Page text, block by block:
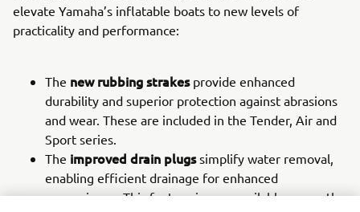
elevate Yamaha’s inflatable boats to new levels of
practicality and performance:
The new rubbing strakesprovide enhanced
durability and superior protection against abrasions
and wear. These are included in the Tender, Air and
Sport series.
The improved drain plugssimplify water removal,
enabling efficient drainage for enhanced
convenience. This feature is now available across the